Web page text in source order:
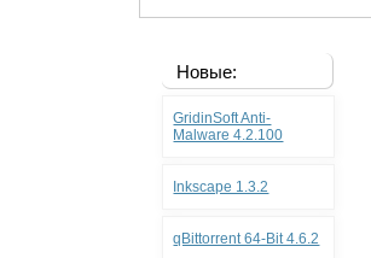
Новые:
GridinSoft Anti-
Malware 4.2.100
Inkscape 1.3.2
qBittorrent 64-Bit 4.6.2